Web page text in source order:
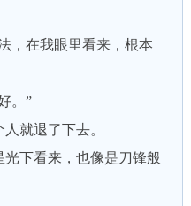
在我眼里看来，根本
。”
就退了下去。
下看来，也像是刀锋般